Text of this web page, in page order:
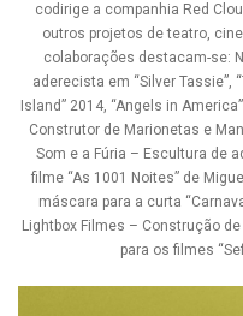
codirige a companhia Red
outros projetos de teatro,
colaborações destacam-se:
aderecista em “Silver Tassie”,
Island” 2014, “Angels in
Construtor de Marionetas e
Som e a Fúria – Escultura de
filme “As 1001 Noites” de
máscara para a curta
Lightbox Filmes – Construção
para os filmes